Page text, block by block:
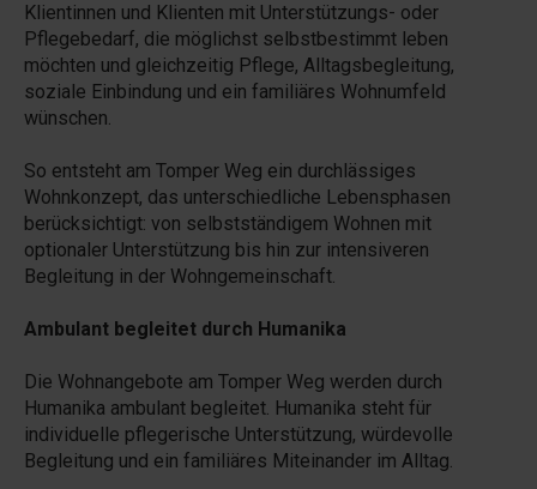
Klientinnen und Klienten mit Unterstützungs- oder
Pflegebedarf, die möglichst selbstbestimmt leben
möchten und gleichzeitig Pflege, Alltagsbegleitung,
soziale Einbindung und ein familiäres Wohnumfeld
wünschen.
So entsteht am Tomper Weg ein durchlässiges
Wohnkonzept, das unterschiedliche Lebensphasen
berücksichtigt: von selbstständigem Wohnen mit
optionaler Unterstützung bis hin zur intensiveren
Begleitung in der Wohngemeinschaft.
Ambulant begleitet durch Humanika
Die Wohnangebote am Tomper Weg werden durch
Humanika ambulant begleitet. Humanika steht für
individuelle pflegerische Unterstützung, würdevolle
Begleitung und ein familiäres Miteinander im Alltag.